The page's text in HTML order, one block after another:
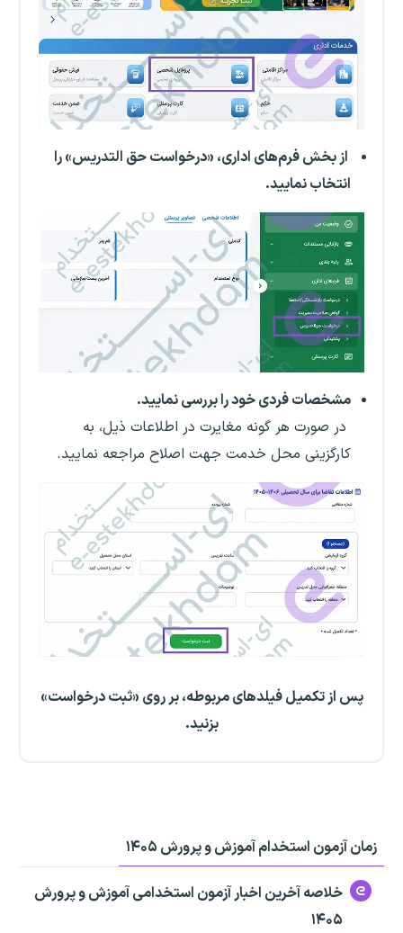
از بخش فرم‌های اداری، «درخواست حق التدریس» را
انتخاب نمایید.
مشخصات فردی خود را بررسی نمایید.
در صورت هر گونه مغایرت در اطلاعات ذیل، به
کارگزینی محل خدمت جهت اصلاح مراجعه نمایید.
پس از تکمیل فیلدهای مربوطه، بر روی «ثبت درخواست»
بزنید.
زمان آزمون استخدام آموزش و پرورش ۱۴۰۵
خلاصه آخرین اخبار آزمون استخدامی آموزش و پرورش
۱۴۰۵